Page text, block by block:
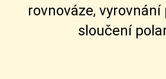
rovnováze,
sloučení